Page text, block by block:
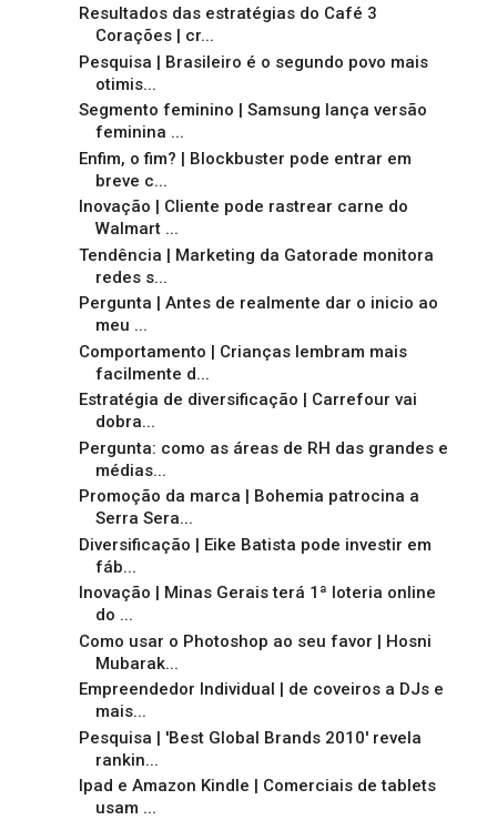
Resultados das estratégias do Café 3
Corações | cr...
Pesquisa | Brasileiro é o segundo povo mais
otimis...
Segmento feminino | Samsung lança versão
feminina ...
Enfim, o fim? | Blockbuster pode entrar em
breve c...
Inovação | Cliente pode rastrear carne do
Walmart ...
Tendência | Marketing da Gatorade monitora
redes s...
Pergunta | Antes de realmente dar o inicio ao
meu ...
Comportamento | Crianças lembram mais
facilmente d...
Estratégia de diversificação | Carrefour vai
dobra...
Pergunta: como as áreas de RH das grandes e
médias...
Promoção da marca | Bohemia patrocina a
Serra Sera...
Diversificação | Eike Batista pode investir em
fáb...
Inovação | Minas Gerais terá 1ª loteria online
do ...
Como usar o Photoshop ao seu favor | Hosni
Mubarak...
Empreendedor Individual | de coveiros a DJs e
mais...
Pesquisa | 'Best Global Brands 2010' revela
rankin...
Ipad e Amazon Kindle | Comerciais de tablets
usam ...